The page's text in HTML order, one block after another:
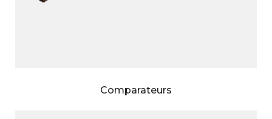
Comparateurs